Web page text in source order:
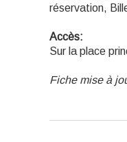
réservation,
Accès:
Sur la place
Fiche mise à